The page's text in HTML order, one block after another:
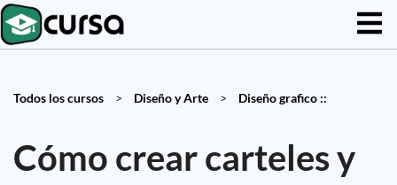
Todos los cursos > Diseño y Arte > Diseño grafico ::
Cómo crear carteles y